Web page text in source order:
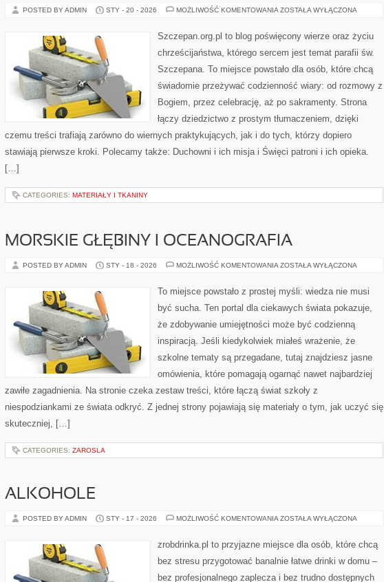
POSTED BY ADMIN STY - 20 - 2026 MOŻLIWOŚĆ KOMENTOWANIA ŚWIĘCI
OPIEKA
ZOSTAŁA WYŁĄCZONA
Szczepan.org.pl to blog poświęcony wierze oraz życiu
chrześcijaństwa, którego sercem jest temat parafii św.
Szczepana. To miejsce powstało dla osób, które chcą
świadomie przeżywać codzienność wiary: od rozmowy z
Bogiem, przez celebrację, aż po sakramenty. Strona
łączy dziedzictwo z prostym tłumaczeniem, dzięki
czemu treści trafiają zarówno do wiernych praktykujących, jak i do tych, którzy dopiero
stawiają pierwsze kroki. Polecamy także: Duchowni i ich misja i Święci patroni i ich opieka.
[…]
CATEGORIES: MATERIAŁY I TKANINY
MORSKIE GŁĘBINY I OCEANOGRAFIA
POSTED BY ADMIN STY - 18 - 2026 MOŻLIWOŚĆ KOMENTOWANIA MORSKIE
OCEANOGRAFIA
ZOSTAŁA WYŁĄCZONA
To miejsce powstało z prostej myśli: wiedza nie musi
być sucha. Ten portal dla ciekawych świata pokazuje,
że zdobywanie umiejętności może być codzienną
inspiracją. Jeśli kiedykolwiek miałeś wrażenie, że
szkolne tematy są przegadane, tutaj znajdziesz jasne
omówienia, które pomagają ogarnąć nawet najbardziej
zawiłe zagadnienia. Na stronie czeka zestaw treści, które łączą świat szkoły z
niespodziankami ze świata odkryć. Z jednej strony pojawiają się materiały o tym, jak uczyć się
skuteczniej, […]
CATEGORIES: ZAROSLA
ALKOHOLE
POSTED BY ADMIN STY - 17 - 2026 MOŻLIWOŚĆ KOMENTOWANIA ALKOHOLE
ZOSTAŁA WYŁĄCZONA
zrobdrinka.pl to przyjazne miejsce dla osób, które chcą
bez stresu przygotować banalnie łatwe drinki w domu –
bez profesjonalnego zaplecza i bez trudno dostępnych